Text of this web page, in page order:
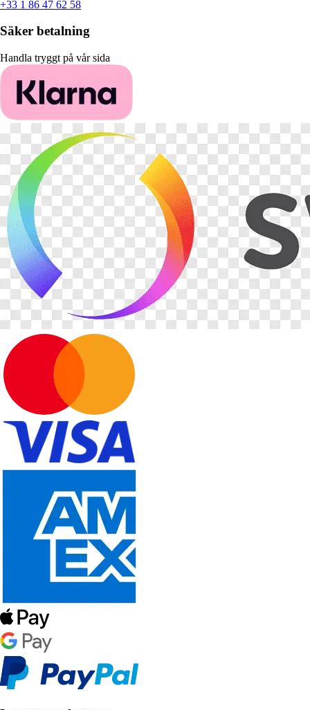
+33 1 86 47 62 58
Säker betalning
Handla tryggt på vår sida